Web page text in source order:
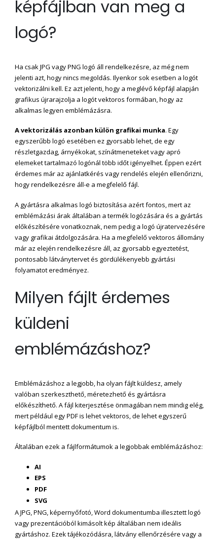
képfájlban van meg a
logó?
Ha csak JPG vagy PNG logó áll rendelkezésre, az még nem
jelenti azt, hogy nincs megoldás. Ilyenkor sok esetben a logót
vektorizálni kell. Ez azt jelenti, hogy a meglévő képfájl alapján
grafikus újrarajzolja a logót vektoros formában, hogy az
alkalmas legyen emblémázásra.
A vektorizálás azonban külön grafikai munka. Egy
egyszerűbb logó esetében ez gyorsabb lehet, de egy
részletgazdag, árnyékokat, színátmeneteket vagy apró
elemeket tartalmazó logónál több időt igényelhet. Éppen ezért
érdemes már az ajánlatkérés vagy rendelés elején ellenőrizni,
hogy rendelkezésre áll-e a megfelelő fájl.
A gyártásra alkalmas logó biztosítása azért fontos, mert az
emblémázási árak általában a termék logózására és a gyártás
előkészítésére vonatkoznak, nem pedig a logó újratervezésére
vagy grafikai átdolgozására. Ha a megfelelő vektoros állomány
már az elején rendelkezésre áll, az gyorsabb egyeztetést,
pontosabb látványtervet és gördülékenyebb gyártási
folyamatot eredményez.
Milyen fájlt érdemes
küldeni
emblémázáshoz?
Emblémázáshoz a legjobb, ha olyan fájlt küldesz, amely
valóban szerkeszthető, méretezhető és gyártásra
előkészíthető. A fájl kiterjesztése önmagában nem mindig elég,
mert például egy PDF is lehet vektoros, de lehet egyszerű
képfájlból mentett dokumentum is.
Általában ezek a fájlformátumok a legjobbak emblémázáshoz:
AI
EPS
PDF
SVG
A JPG, PNG, képernyőfotó, Word dokumentumba illesztett logó
vagy prezentációból kimásolt kép általában nem ideális
gyártáshoz. Ezek tájékozódásra, látvány ellenőrzésére vagy a